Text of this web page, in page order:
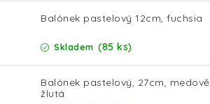
O nás
Doprava a platba
Hodnocení obchodu
Balónek pastelový 12cm, fuchsia
Skladem (85 ks)
Balónek pastelový, 27cm, medově
žlutá